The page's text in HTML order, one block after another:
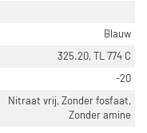
Blauw
325.20, TL 774 C
-20
Nitraat vrij, Zonder fosfaat,
Zonder amine